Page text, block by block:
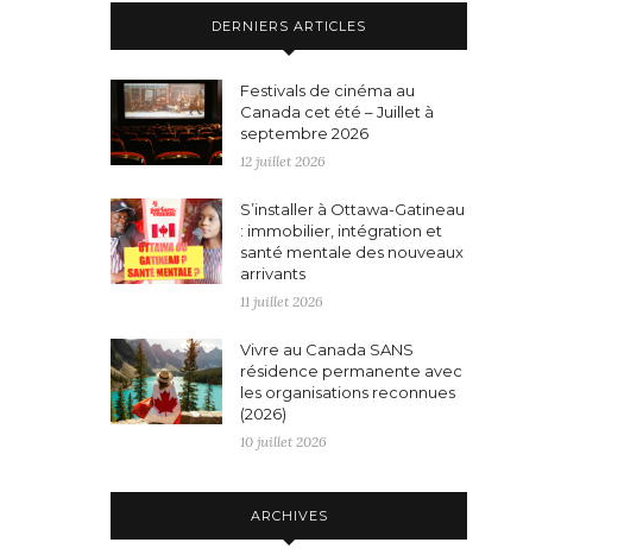
DERNIERS ARTICLES
Festivals de cinéma au
Canada cet été – Juillet à
septembre 2026
12 juillet 2026
S’installer à Ottawa-Gatineau
: immobilier, intégration et
santé mentale des nouveaux
arrivants
11 juillet 2026
Vivre au Canada SANS
résidence permanente avec
les organisations reconnues
(2026)
10 juillet 2026
ARCHIVES